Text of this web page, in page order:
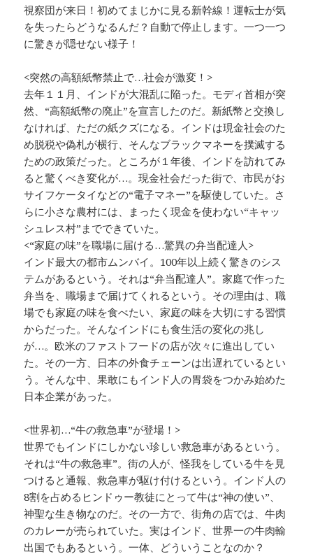
視察団が来日！初めてまじかに見る新幹線！運転士が気
を失ったらどうなるんだ？自動で停止します。一つ一つ
に驚きが隠せない様子！
<突然の高額紙幣禁止で…社会が激変！>
去年１１月、インドが大混乱に陥った。モディ首相が突
然、“高額紙幣の廃止”を宣言したのだ。新紙幣と交換し
なければ、ただの紙クズになる。インドは現金社会のた
め脱税や偽札が横行、そんなブラックマネーを撲滅する
ための政策だった。ところが１年後、インドを訪れてみ
ると驚くべき変化が…。現金社会だった街で、市民がお
サイフケータイなどの“電子マネー”を駆使していた。さ
らに小さな農村には、まったく現金を使わない“キャッ
シュレス村”までできていた。
<“家庭の味”を職場に届ける…驚異の弁当配達人>
インド最大の都市ムンバイ。100年以上続く驚きのシス
テムがあるという。それは“弁当配達人”。家庭で作った
弁当を、職場まで届けてくれるという。その理由は、職
場でも家庭の味を食べたい、家庭の味を大切にする習慣
からだった。そんなインドにも食生活の変化の兆し
が…。欧米のファストフードの店が次々に進出してい
た。その一方、日本の外食チェーンは出遅れているとい
う。そんな中、果敢にもインド人の胃袋をつかみ始めた
日本企業があった。
<世界初…“牛の救急車”が登場！>
世界でもインドにしかない珍しい救急車があるという。
それは“牛の救急車”。街の人が、怪我をしている牛を見
つけると通報、救急車が駆け付けるという。インド人の
8割を占めるヒンドゥー教徒にとって牛は“神の使い”、
神聖な生き物なのだ。その一方で、街角の店では、牛肉
のカレーが売られていた。実はインド、世界一の牛肉輸
出国でもあるという。一体、どういうことなのか？